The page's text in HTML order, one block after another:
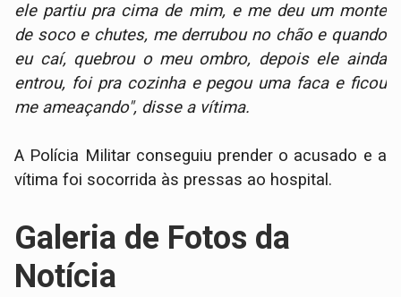
ele partiu pra cima de mim, e me deu um monte
de soco e chutes, me derrubou no chão e quando
eu caí, quebrou o meu ombro, depois ele ainda
entrou, foi pra cozinha e pegou uma faca e ficou
me ameaçando", disse a vítima.
A Polícia Militar conseguiu prender o acusado e a
vítima foi socorrida às pressas ao hospital.
Galeria de Fotos da
Notícia